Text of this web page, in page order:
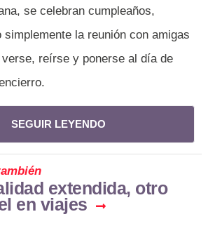
se celebran cumpleaños,
simplemente la reunión con amigas
reírse y ponerse al día de
SEGUIR LEYENDO
extendida, otro
en viajes